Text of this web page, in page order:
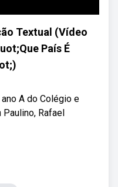
Textual (Vídeo
País É
A do Colégio e
Paulino, Rafael